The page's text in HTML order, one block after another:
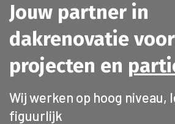
Jouw partner in
dakrenovatie voor
projecten en
Wij werken op hoog niveau,
figuurlijk